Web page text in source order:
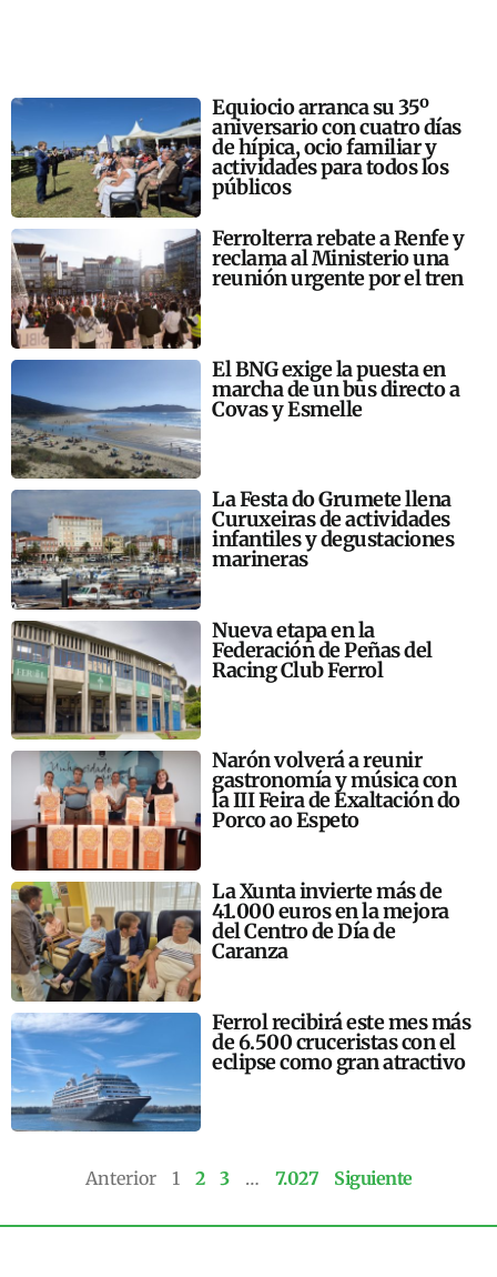
Equiocio arranca su 35º
aniversario con cuatro días
de hípica, ocio familiar y
actividades para todos los
públicos
Ferrolterra rebate a Renfe y
reclama al Ministerio una
reunión urgente por el tren
El BNG exige la puesta en
marcha de un bus directo a
Covas y Esmelle
La Festa do Grumete llena
Curuxeiras de actividades
infantiles y degustaciones
marineras
Nueva etapa en la
Federación de Peñas del
Racing Club Ferrol
Narón volverá a reunir
gastronomía y música con
la III Feira de Exaltación do
Porco ao Espeto
La Xunta invierte más de
41.000 euros en la mejora
del Centro de Día de
Caranza
Ferrol recibirá este mes más
de 6.500 cruceristas con el
eclipse como gran atractivo
Anterior 1 2 3 … 7.027 Siguiente